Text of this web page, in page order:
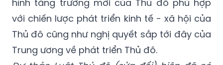
Thủ đô cũng như nghị quyết sắp tới đây của
Trung ương về phát triển Thủ đô.
Dự thảo Luật Thủ đô (sửa đổi) hiện đã có
nhiều quy định nhằm giải quyết các “điểm